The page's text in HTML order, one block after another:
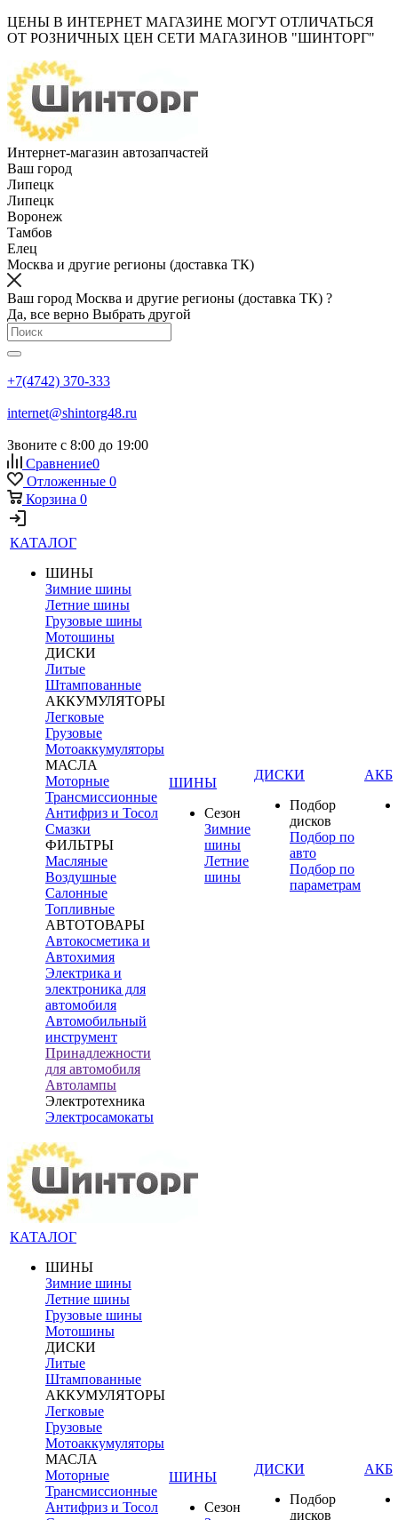
ЦЕНЫ В ИНТЕРНЕТ МАГАЗИНЕ МОГУТ ОТЛИЧАТЬСЯ
ОТ РОЗНИЧНЫХ ЦЕН СЕТИ МАГАЗИНОВ "ШИНТОРГ"
Интернет-магазин автозапчастей
Ваш город
Липецк
Липецк
Воронеж
Тамбов
Елец
Москва и другие регионы (доставка ТК)
Ваш город Москва и другие регионы (доставка ТК) ?
Да, все верно Выбрать другой
+7(4742) 370-333
internet@shintorg48.ru
Звоните с 8:00 до 19:00
Сравнение0
Отложенные 0
Корзина 0
КАТАЛОГ
ШИНЫ
Зимние шины
Летние шины
Грузовые шины
Мотошины
ДИСКИ
Литые
Штампованные
АККУМУЛЯТОРЫ
Легковые
Грузовые
Мотоаккумуляторы
МАСЛА
Моторные
Трансмиссионные
Антифриз и Тосол
Смазки
ФИЛЬТРЫ
Масляные
Воздушные
Салонные
Топливные
АВТОТОВАРЫ
Автокосметика и
Автохимия
Электрика и
электроника для
автомобиля
Автомобильный
инструмент
Принадлежности
для автомобиля
Автолампы
Электротехника
Электросамокаты
ШИНЫ
Сезон
Зимние
шины
Летние
шины
ДИСКИ
Подбор
дисков
Подбор по
авто
Подбор по
параметрам
АКБ
КАТАЛОГ
ШИНЫ
Зимние шины
Летние шины
Грузовые шины
Мотошины
ДИСКИ
Литые
Штампованные
АККУМУЛЯТОРЫ
Легковые
Грузовые
Мотоаккумуляторы
МАСЛА
Моторные
Трансмиссионные
Антифриз и Тосол
ШИНЫ
Сезон
ДИСКИ
Подбор
дисков
АКБ